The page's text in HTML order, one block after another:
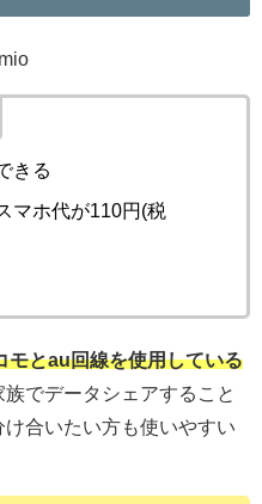
きる
マホ代が110円(税
モとau回線を使用している
でデータシェアすること
合いたい方も使いやすい